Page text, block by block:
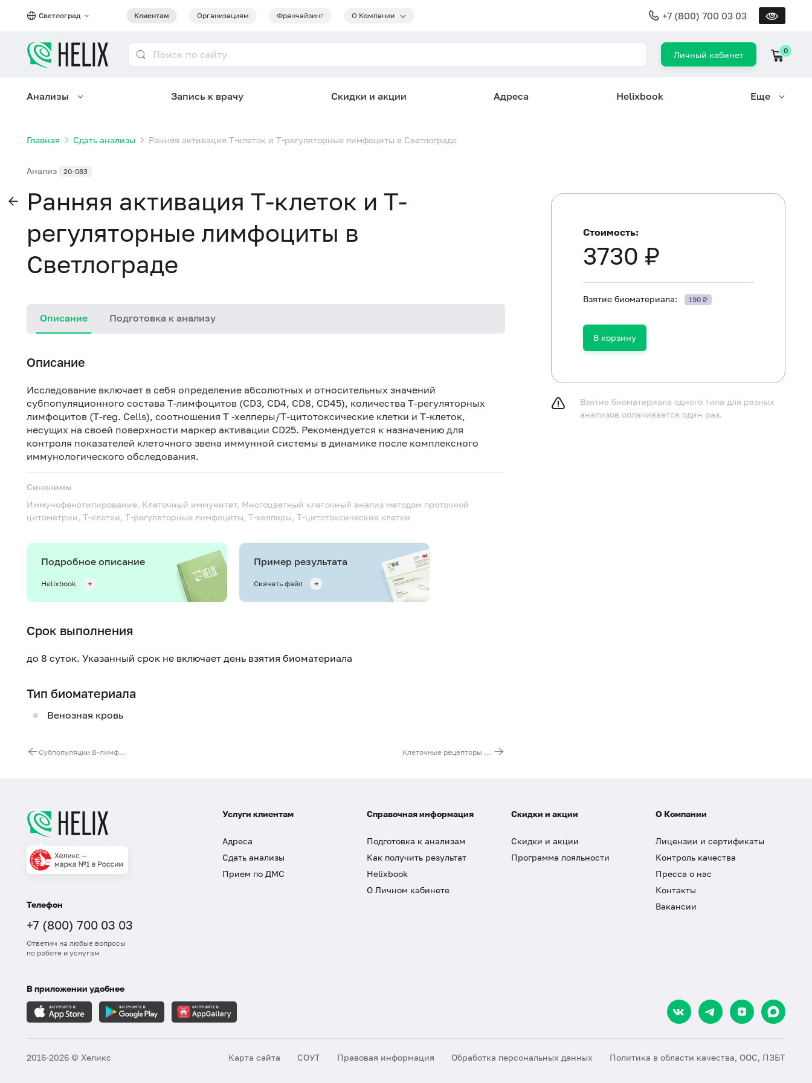
Светлоград Клиентам Организациям Франчайзинг О Компании +7 (800) 700 03 03
Личный кабинет 0
Анализы Запись к врачу Скидки и акции Адреса Helixbook Еще
Главная Сдать анализы Ранняя активация Т-клеток и Т-регуляторные лимфоциты в Светлограде
Анализ 20-083
Ранняя активация Т-клеток и Т-
регуляторные лимфоциты в
Светлограде
Описание Подготовка к анализу
Описание
Исследование включает в себя определение абсолютных и относительных значений
субпопуляционного состава Т-лимфоцитов (CD3, CD4, CD8, CD45), количества Т-регуляторных
лимфоцитов (T-reg. Cells), соотношения Т -хелперы/Т-цитотоксические клетки и Т-клеток,
несущих на своей поверхности маркер активации CD25. Рекомендуется к назначению для
контроля показателей клеточного звена иммунной системы в динамике после комплексного
иммунологического обследования.
Синонимы
Иммунофенотипирование, Клеточный иммунитет, Многоцветный клеточный анализ методом проточной
цитометрии, Т-клетки, Т-регуляторные лимфоциты, Т-хелперы, Т-цитотоксические клетки
Подробное описание
Helixbook
Пример результата
Скачать файл
Срок выполнения
до 8 суток. Указанный срок не включает день взятия биоматериала
Тип биоматериала
Венозная кровь
Субпопуляции В-лимфоцитов (CD19+CD5+, CD19+CD5-, CD19+CD5-CD27+) Клеточные рецепторы лимфоидной ткани αβ-Т и γδ-Т (CD3+αβ-ТсR+γδ-ТcR, CD3+γδ-ТcR+αβ-ТсR-)
Детям в возрасте до 1 года не принимать пищу в течение
Детям в возрасте от 1 до 5 лет не принимать пищу в
Не принимать пищу в течение 12 часов до исследования,
Стоимость:
3730 ₽
Взятие биоматериала: 190 ₽
В корзину
Взятие биоматериала одного типа для разных
анализов оплачивается один раз.
Телефон
+7 (800) 700 03 03
Ответим на любые вопросы
по работе и услугам
Услуги клиентам
Адреса
Сдать анализы
Прием по ДМС
Справочная информация
Подготовка к анализам
Как получить результат
Helixbook
О Личном кабинете
Скидки и акции
Скидки и акции
Программа лояльности
О Компании
Лицензии и сертификаты
Контроль качества
Пресса о нас
Контакты
Вакансии
В приложении удобнее
2016-2026 © Хеликс Карта сайта СОУТ Правовая информация Обработка персональных данных Политика в области качества, ООС, ПЗБТ